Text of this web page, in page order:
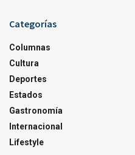
Categorías
Columnas
Cultura
Deportes
Estados
Gastronomía
Internacional
Lifestyle